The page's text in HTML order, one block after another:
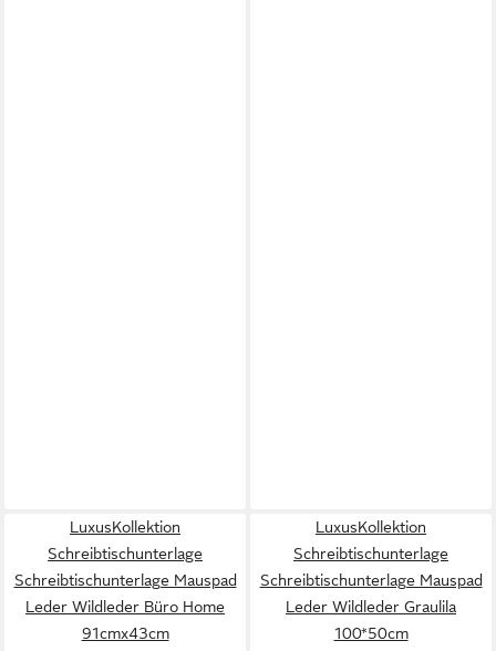
LuxusKollektion
Schreibtischunterlage
Schreibtischunterlage Mauspad
Leder Wildleder Büro Home
91cmx43cm
LuxusKollektion
Schreibtischunterlage
Schreibtischunterlage Mauspad
Leder Wildleder Graulila
100*50cm